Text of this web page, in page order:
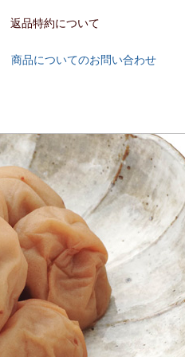
返品特約について
商品についてのお問い合わせ